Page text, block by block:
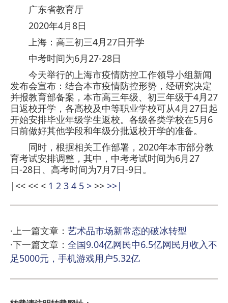
广东省教育厅
2020年4月8日
上海：高三初三4月27日开学
中考时间为6月27-28日
今天举行的上海市疫情防控工作领导小组新闻
发布会宣布：结合本市疫情防控形势，经研究决定
并报教育部备案，本市高三年级、初三年级于4月27
日返校开学，各高校及中等职业学校可从4月27日起
开始安排毕业年级学生返校。各级各类学校在5月6
日前做好其他学段和年级分批返校开学的准备。
同时，根据相关工作部署，2020年本市部分教
育考试安排调整，其中，中考考试时间为6月27
日-28日、高考时间为7月7日-9日。
|<< << < 1 2 3 4 5 > >> >>|
·上一篇文章： 艺术品市场新常态的破冰转型
·下一篇文章： 全国9.04亿网民中6.5亿网民月收入不
足5000元，手机游戏用户5.32亿